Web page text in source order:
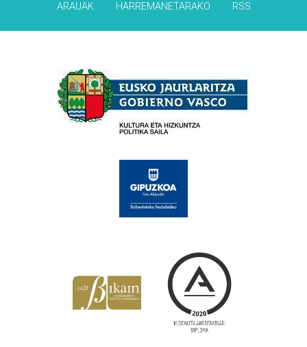
ARAUAK HARREMANETARAKO RSS